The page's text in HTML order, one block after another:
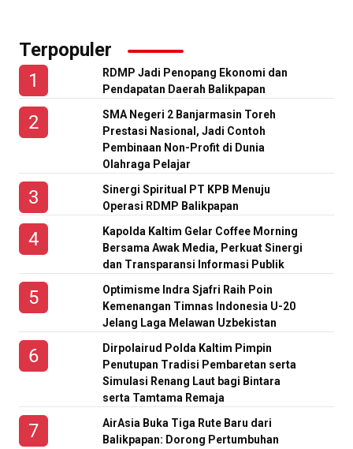
Terpopuler
RDMP Jadi Penopang Ekonomi dan
Pendapatan Daerah Balikpapan
SMA Negeri 2 Banjarmasin Toreh
Prestasi Nasional, Jadi Contoh
Pembinaan Non-Profit di Dunia
Olahraga Pelajar
Sinergi Spiritual PT KPB Menuju
Operasi RDMP Balikpapan
Kapolda Kaltim Gelar Coffee Morning
Bersama Awak Media, Perkuat Sinergi
dan Transparansi Informasi Publik
Optimisme Indra Sjafri Raih Poin
Kemenangan Timnas Indonesia U-20
Jelang Laga Melawan Uzbekistan
Dirpolairud Polda Kaltim Pimpin
Penutupan Tradisi Pembaretan serta
Simulasi Renang Laut bagi Bintara
serta Tamtama Remaja
AirAsia Buka Tiga Rute Baru dari
Balikpapan: Dorong Pertumbuhan